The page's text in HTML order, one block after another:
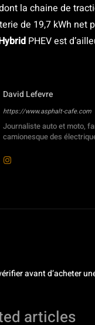
la chaine de
de 19,7 kWh net
PHEV est
David Lefevre
https://www.asphalt-cafe.com
Journaliste auto et moto,
camionesque des
avant d’acheter
articles